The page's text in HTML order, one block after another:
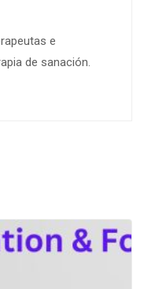
e
de sanación.